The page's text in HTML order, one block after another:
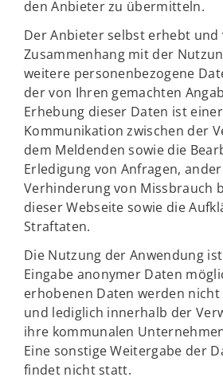
den Anbieter zu übermitteln.
Der Anbieter selbst erhebt
Zusammenhang mit der
weitere personenbezogene
der von Ihren gemachten
Erhebung dieser Daten ist
Kommunikation zwischen der
dem Meldenden sowie die
Erledigung von Anfragen,
Verhinderung von Missbrauch
dieser Webseite sowie die
Straftaten.
Die Nutzung der Anwendung
Eingabe anonymer Daten
erhobenen Daten werden
und lediglich innerhalb der
ihre kommunalen
Eine sonstige Weitergabe der
findet nicht statt.